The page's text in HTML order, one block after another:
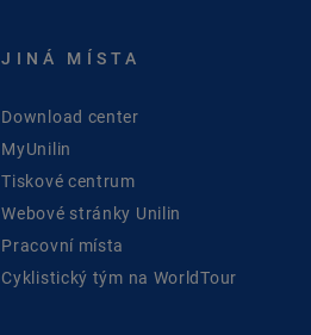
JINÁ MÍSTA
Download center
MyUnilin
Tiskové centrum
Webové stránky Unilin
Pracovní místa
Cyklistický tým na WorldTour